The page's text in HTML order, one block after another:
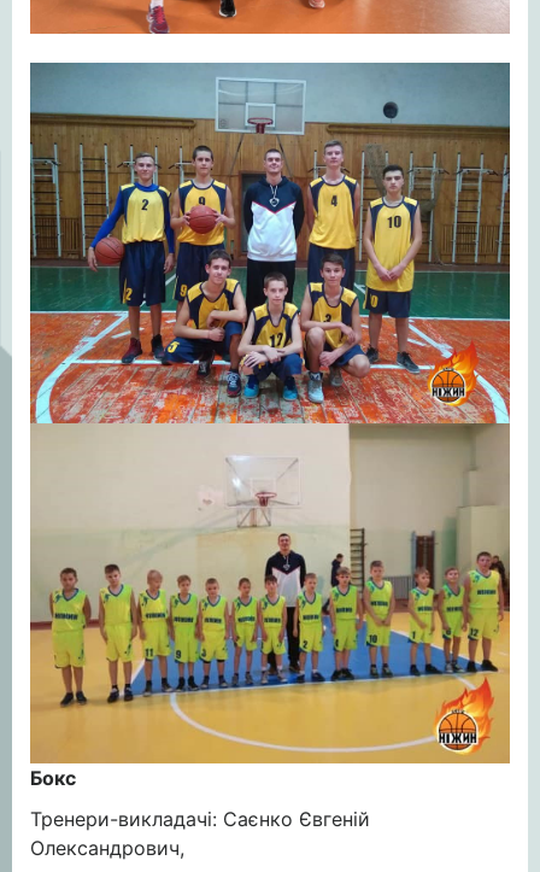
Бокс
Тренери-викладачі: Саєнко Євгеній
Олександрович,